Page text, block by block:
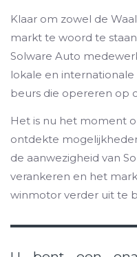
Klaar om zowel de
markt te woord te
Solware Auto
lokale en
beurs die opereren op
Het is nu het moment
ontdekte
de aanwezigheid van
verankeren en het
winmotor verder uit te